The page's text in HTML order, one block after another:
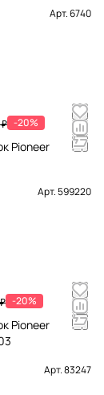
Арт.6740
-20%
Pioneer
Арт.599220
-20%
Pioneer
Арт.83247